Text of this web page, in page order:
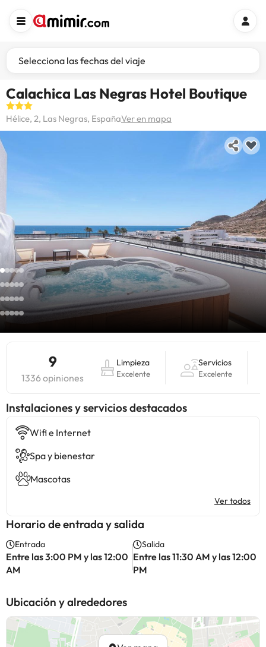
Selecciona las fechas del viaje
Calachica Las Negras Hotel Boutique
Hélice, 2, Las Negras, EspañaVer en mapa
9
1336 opiniones
Limpieza
Excelente
Servicios
Excelente
Instalaciones y servicios destacados
Wifi e Internet
Spa y bienestar
Mascotas
Ver todos
Horario de entrada y salida
Entrada
Entre las 3:00 PM y las 12:00
AM
Salida
Entre las 11:30 AM y las 12:00
PM
Ubicación y alrededores